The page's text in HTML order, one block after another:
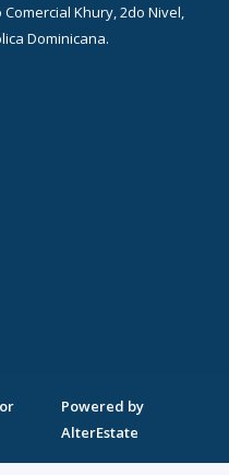
Khury, 2do Nivel,
Dominicana.
Powered by
AlterEstate